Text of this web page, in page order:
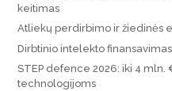
keitimas
Atliekų perdirbimo ir žiedinės
Dirbtinio intelekto
STEP defence 2026: iki 4 mln.
technologijoms